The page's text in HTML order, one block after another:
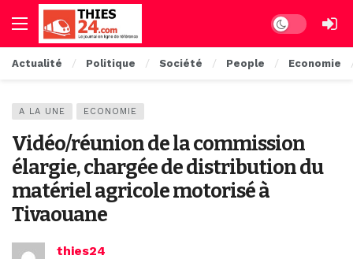
Dark mode
Actualité Politique Société People Economie
A LA UNE ECONOMIE
Vidéo/réunion de la commission
élargie, chargée de distribution du
matériel agricole motorisé à
Tivaouane
thies24